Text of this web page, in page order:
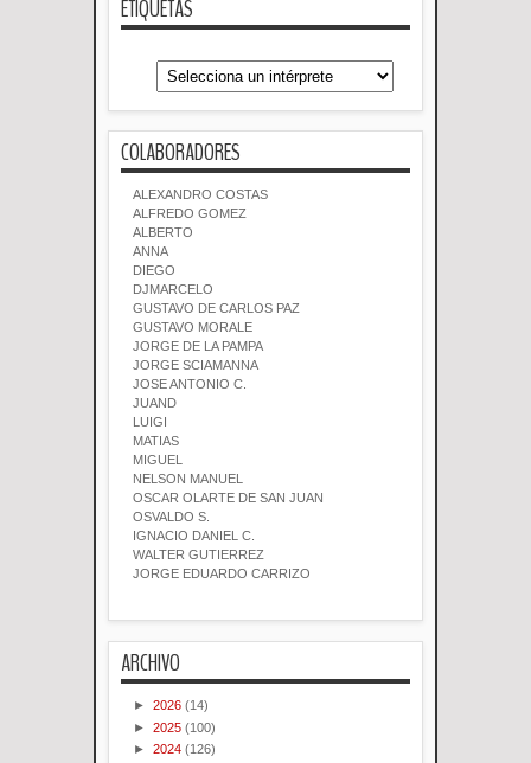
ETIQUETAS
COLABORADORES
ALEXANDRO COSTAS
ALFREDO GOMEZ
ALBERTO
ANNA
DIEGO
DJMARCELO
GUSTAVO DE CARLOS PAZ
GUSTAVO MORALE
JORGE DE LA PAMPA
JORGE SCIAMANNA
JOSE ANTONIO C.
JUAND
LUIGI
MATIAS
MIGUEL
NELSON MANUEL
OSCAR OLARTE DE SAN JUAN
OSVALDO S.
IGNACIO DANIEL C.
WALTER GUTIERREZ
JORGE EDUARDO CARRIZO
ARCHIVO
► 2026 (14)
► 2025 (100)
► 2024 (126)